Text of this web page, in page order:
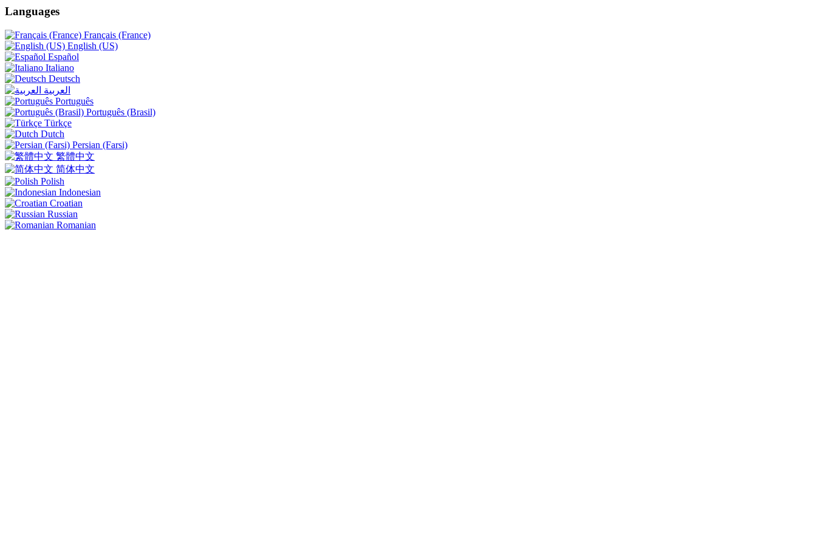
Languages
Français (France)
English (US)
Español
Italiano
Deutsch
العربية
Português
Português (Brasil)
Türkçe
Dutch
Persian (Farsi)
繁體中文
简体中文
Polish
Indonesian
Croatian
Russian
Romanian